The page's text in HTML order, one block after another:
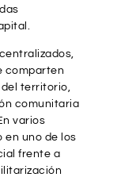
comparten
territorio,
comunitaria
varios
en uno de los
frente a